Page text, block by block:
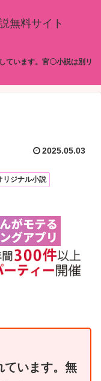
無料サイト
ています。官〇小説は別リ
2025.05.03
リジナル小説
ています。無